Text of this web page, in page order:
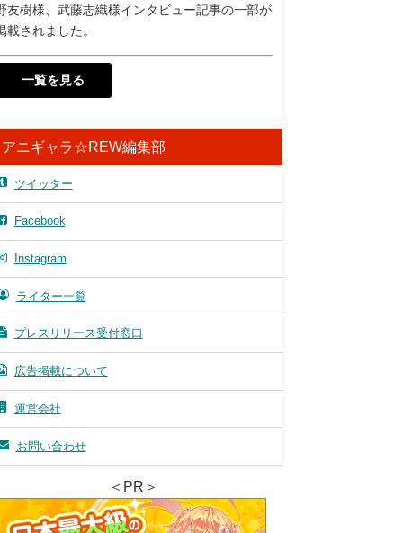
友樹様、武藤志織様インタビュー記事の一部が
載されました。
一覧を見る
アニギャラ☆REW編集部
ツイッター
Facebook
Instagram
ライター一覧
プレスリリース受付窓口
広告掲載について
運営会社
お問い合わせ
＜PR＞